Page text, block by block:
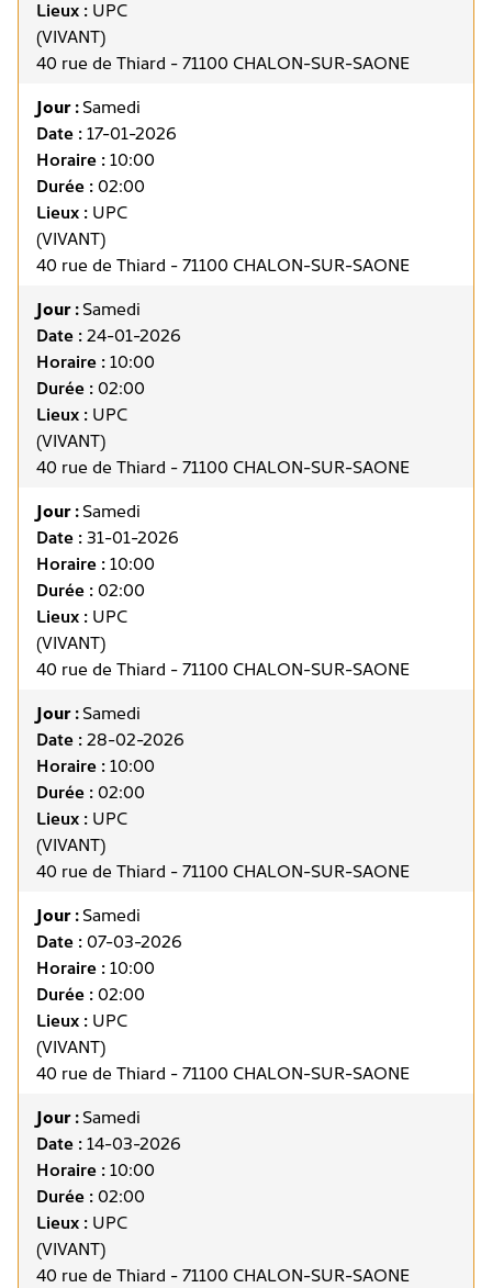
Lieux : UPC
(VIVANT)
40 rue de Thiard - 71100 CHALON-SUR-SAONE
Jour :Samedi
Date :17-01-2026
Horaire :10:00
Durée :02:00
Lieux : UPC
(VIVANT)
40 rue de Thiard - 71100 CHALON-SUR-SAONE
Jour :Samedi
Date :24-01-2026
Horaire :10:00
Durée :02:00
Lieux : UPC
(VIVANT)
40 rue de Thiard - 71100 CHALON-SUR-SAONE
Jour :Samedi
Date :31-01-2026
Horaire :10:00
Durée :02:00
Lieux : UPC
(VIVANT)
40 rue de Thiard - 71100 CHALON-SUR-SAONE
Jour :Samedi
Date :28-02-2026
Horaire :10:00
Durée :02:00
Lieux : UPC
(VIVANT)
40 rue de Thiard - 71100 CHALON-SUR-SAONE
Jour :Samedi
Date :07-03-2026
Horaire :10:00
Durée :02:00
Lieux : UPC
(VIVANT)
40 rue de Thiard - 71100 CHALON-SUR-SAONE
Jour :Samedi
Date :14-03-2026
Horaire :10:00
Durée :02:00
Lieux : UPC
(VIVANT)
40 rue de Thiard - 71100 CHALON-SUR-SAONE